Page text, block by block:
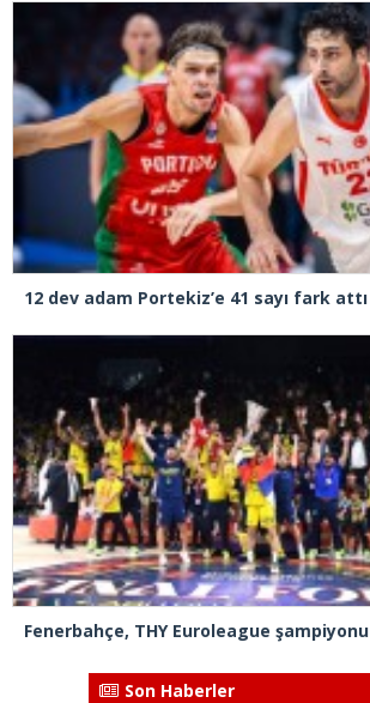
12 dev adam Portekiz’e 41 sayı fark attı
Fenerbahçe, THY Euroleague şampiyonu
Son Haberler